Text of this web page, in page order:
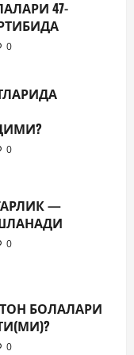
47-
0
0
—
0
БОЛАЛАРИ
0